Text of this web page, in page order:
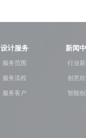
设计服务
服务范围
服务流程
服务客户
新闻
行业
创意
智能